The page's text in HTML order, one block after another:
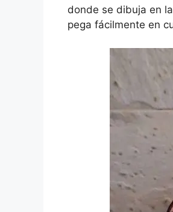
donde se dibuja en
pega fácilmente en